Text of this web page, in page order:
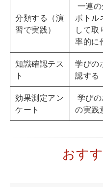
分類する（演
習で実践）
一連
ボトル
して取
率的に
知識確認テス
ト
学びの
認する
効果測定アン
ケート
学び
の実践
おす